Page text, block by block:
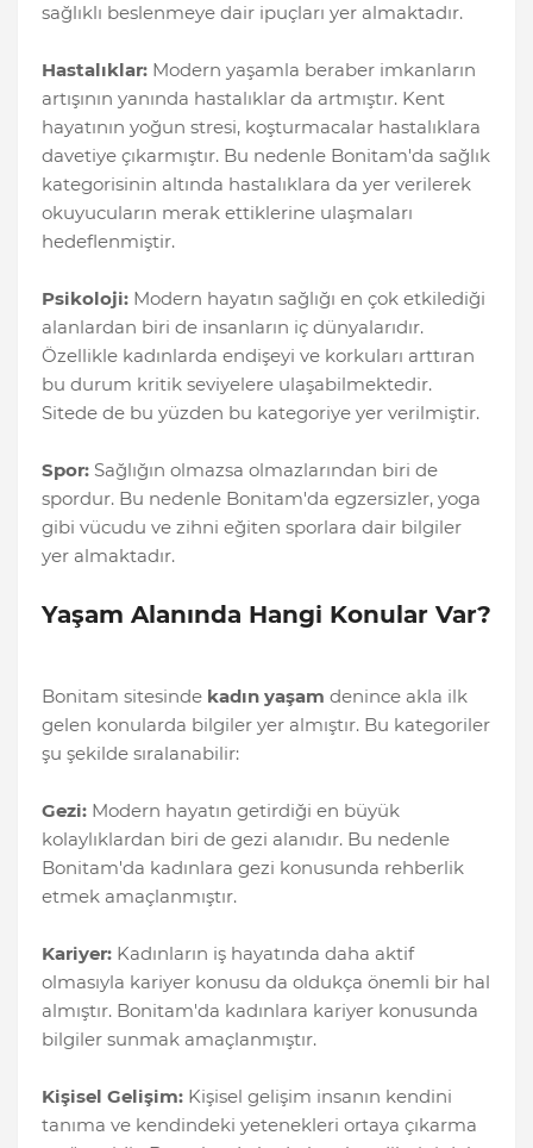
sağlıklı beslenmeye dair ipuçları yer almaktadır.
Hastalıklar: Modern yaşamla beraber imkanların
artışının yanında hastalıklar da artmıştır. Kent
hayatının yoğun stresi, koşturmacalar hastalıklara
davetiye çıkarmıştır. Bu nedenle Bonitam'da sağlık
kategorisinin altında hastalıklara da yer verilerek
okuyucuların merak ettiklerine ulaşmaları
hedeflenmiştir.
Psikoloji: Modern hayatın sağlığı en çok etkilediği
alanlardan biri de insanların iç dünyalarıdır.
Özellikle kadınlarda endişeyi ve korkuları arttıran
bu durum kritik seviyelere ulaşabilmektedir.
Sitede de bu yüzden bu kategoriye yer verilmiştir.
Spor: Sağlığın olmazsa olmazlarından biri de
spordur. Bu nedenle Bonitam'da egzersizler, yoga
gibi vücudu ve zihni eğiten sporlara dair bilgiler
yer almaktadır.
Yaşam Alanında Hangi Konular Var?
Bonitam sitesinde kadın yaşam denince akla ilk
gelen konularda bilgiler yer almıştır. Bu kategoriler
şu şekilde sıralanabilir:
Gezi: Modern hayatın getirdiği en büyük
kolaylıklardan biri de gezi alanıdır. Bu nedenle
Bonitam'da kadınlara gezi konusunda rehberlik
etmek amaçlanmıştır.
Kariyer: Kadınların iş hayatında daha aktif
olmasıyla kariyer konusu da oldukça önemli bir hal
almıştır. Bonitam'da kadınlara kariyer konusunda
bilgiler sunmak amaçlanmıştır.
Kişisel Gelişim: Kişisel gelişim insanın kendini
tanıma ve kendindeki yetenekleri ortaya çıkarma